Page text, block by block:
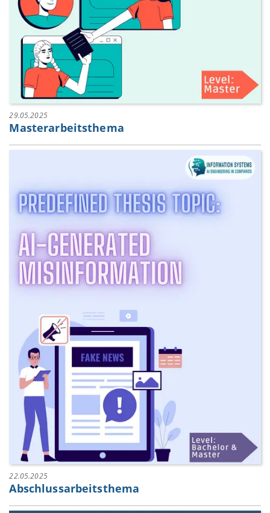
29.05.2025
Masterarbeitsthema
22.05.2025
Abschlussarbeitsthema